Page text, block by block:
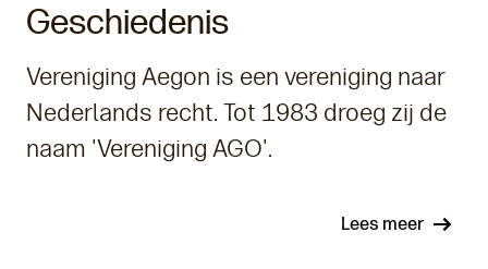
Geschiedenis
Vereniging Aegon is een vereniging naar
Nederlands recht. Tot 1983 droeg zij de
naam 'Vereniging AGO'.
Lees meer